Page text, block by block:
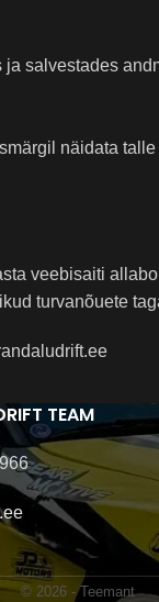
salvestades
näidata
veebisaiti
turvanõuete
TEAM
© 2026 - Teemant